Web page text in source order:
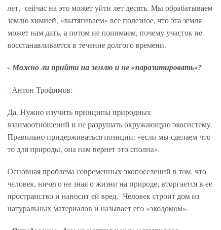
лет, сейчас на это может уйти лет десять. Мы обрабатываем
землю химией, «вытягиваем» все полезное, что эта земля
может нам дать, а потом не понимаем, почему участок не
восстанавливается в течение долгого времени.
- Можно ли прийти на землю и не «паразитировать»?
- Антон Трофимов:
Да. Нужно изучить принципы природных
взаимоотношений и не разрушать окружающую экосистему.
Правильно придерживаться позиции: «если мы сделаем что-
то для природы, она нам вернет это сполна».
Основная проблема современных экопоселений в том, что
человек, ничего не зная о жизни на природе, вторгается в ее
пространство и наносит ей вред. Человек строит дом из
натуральных материалов и называет его «экодомом».